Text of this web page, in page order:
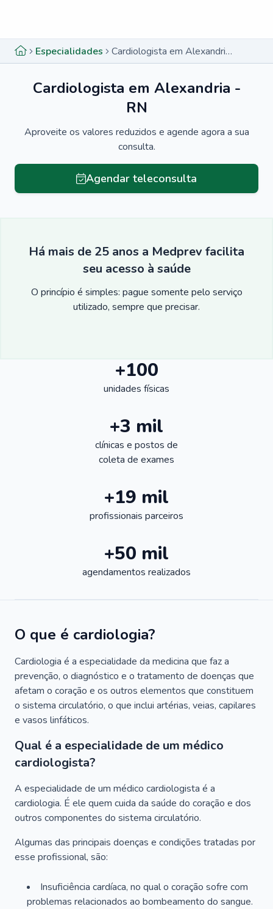
Especialidades Cardiologista em Alexandria - RN
Cardiologista em Alexandria -
RN
Aproveite os valores reduzidos e agende agora a sua
consulta.
Agendar teleconsulta
Há mais de 25 anos a Medprev facilita
seu acesso à saúde
O princípio é simples: pague somente pelo serviço
utilizado, sempre que precisar.
+100
unidades físicas
+3 mil
clínicas e postos de
coleta de exames
+19 mil
profissionais parceiros
+50 mil
agendamentos realizados
O que é cardiologia?
Cardiologia é a especialidade da medicina que faz a
prevenção, o diagnóstico e o tratamento de doenças que
afetam o coração e os outros elementos que constituem
o sistema circulatório, o que inclui artérias, veias, capilares
e vasos linfáticos.
Qual é a especialidade de um médico
cardiologista?
A especialidade de um médico cardiologista é a
cardiologia. É ele quem cuida da saúde do coração e dos
outros componentes do sistema circulatório.
Algumas das principais doenças e condições tratadas por
esse profissional, são:
Insuficiência cardíaca, no qual o coração sofre com
problemas relacionados ao bombeamento do sangue.